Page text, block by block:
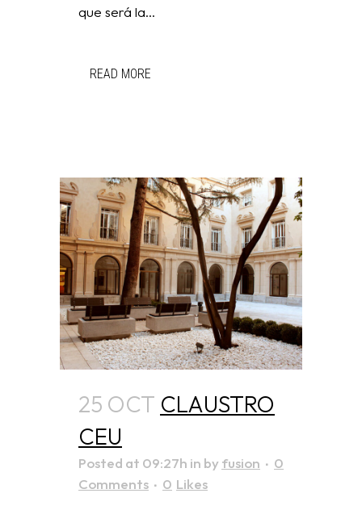
que será la...
READ MORE
25 OCT CLAUSTRO
CEU
Posted at 09:27h in byfusion
0
Comments
0 Likes